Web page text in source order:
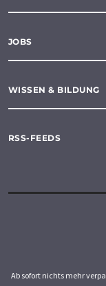
JOBS
WISSEN & BILDUNG
RSS-FEEDS
Ab sofort nichts mehr